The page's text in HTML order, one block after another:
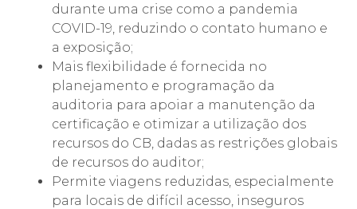
durante uma crise como a pandemia
COVID-19, reduzindo o contato humano e
a exposição;
Mais flexibilidade é fornecida no
planejamento e programação da
auditoria para apoiar a manutenção da
certificação e otimizar a utilização dos
recursos do CB, dadas as restrições globais
de recursos do auditor;
Permite viagens reduzidas, especialmente
para locais de difícil acesso, inseguros